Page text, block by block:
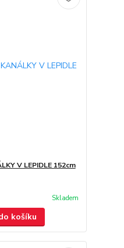
V LEPIDLE 152cm
Skladem
košíku